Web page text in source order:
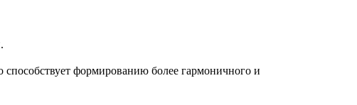
формированию более гармоничного и